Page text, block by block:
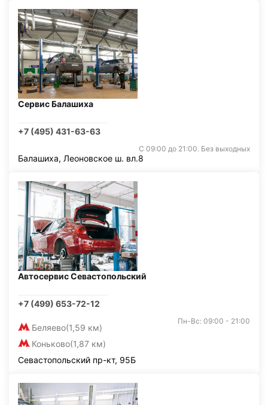
Сервис Балашиха
+7 (495) 431-63-63
С 09:00 до 21:00. Без выходных
Балашиха, Леоновское ш. вл.8
Автосервис Севастопольский
+7 (499) 653-72-12
Беляево(1,59 км)
Коньково(1,87 км)
Пн-Вс: 09:00 - 21:00
Севастопольский пр-кт, 95Б